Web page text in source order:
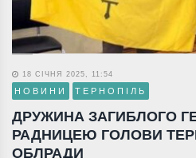
18 СІЧНЯ 2025, 11:54
НОВИНИ ТЕРНОПІЛЬ
ДРУЖИНА ЗАГИБЛОГО
РАДНИЦЕЮ ГОЛОВИ
ОБЛРАДИ